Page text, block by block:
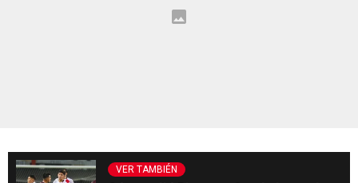
VER TAMBIÉN